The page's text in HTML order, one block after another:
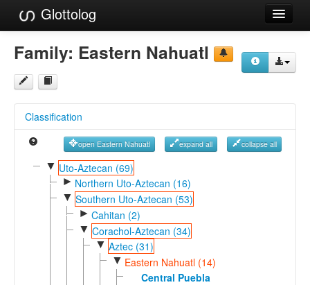
Glottolog
Languages
Families
References
Reference Search
GlottoScope
Family: Eastern Nahuatl
Classification
open Eastern Nahuatl expand all collapse all
▼ Uto-Aztecan (69)
► Northern Uto-Aztecan (16)
▼ Southern Uto-Aztecan (53)
► Cahitan (2)
▼ Corachol-Aztecan (34)
▼ Aztec (31)
▼ Eastern Nahuatl (14)
Central Puebla